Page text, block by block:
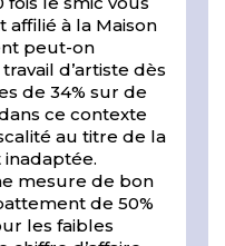
à la Maison
peut-on
d’artiste dès
de 34% sur de
ce contexte
au titre de la
mesure de bon
de 50%
les faibles